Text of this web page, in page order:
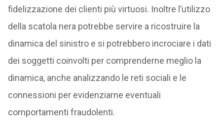
fidelizzazione dei clienti più virtuosi. Inoltre l’utilizzo
della scatola nera potrebbe servire a ricostruire la
dinamica del sinistro e si potrebbero incrociare i dati
dei soggetti coinvolti per comprenderne meglio la
dinamica, anche analizzando le reti sociali e le
connessioni per evidenziarne eventuali
comportamenti fraudolenti.